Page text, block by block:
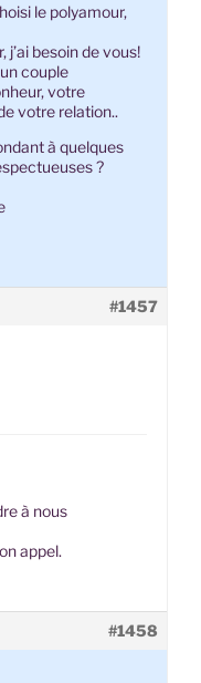
le polyamour,
j’ai besoin de vous!
couple
votre
votre relation..
à quelques
?
#1457
à nous
appel.
#1458